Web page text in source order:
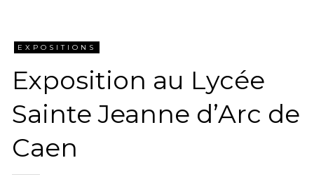
EXPOSITIONS
Exposition au Lycée
Sainte Jeanne d’Arc de
Caen